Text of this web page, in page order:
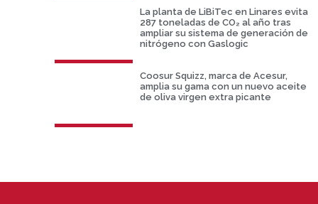
La planta de LiBiTec en Linares evita
287 toneladas de CO₂ al año tras
ampliar su sistema de generación de
nitrógeno con Gaslogic
Coosur Squizz, marca de Acesur,
amplia su gama con un nuevo aceite
de oliva virgen extra picante